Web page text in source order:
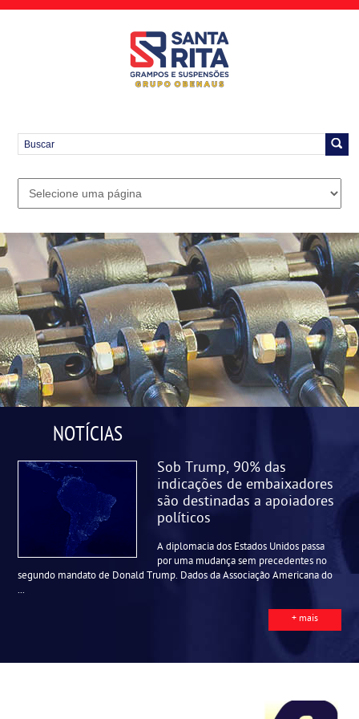
NOTÍCIAS
Sob Trump, 90% das
indicações de embaixadores
são destinadas a apoiadores
políticos
A diplomacia dos Estados Unidos passa
por uma mudança sem precedentes no
segundo mandato de Donald Trump. Dados da Associação Americana do
...
+ mais